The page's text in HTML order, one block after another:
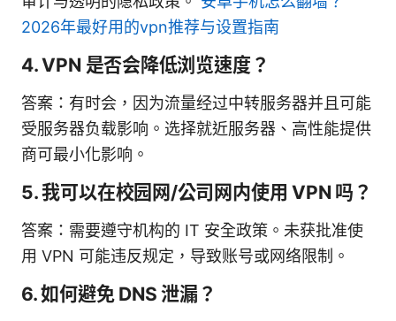
2026年最好用的vpn推荐与设置指南
4. VPN 是否会降低浏览速度？
答案：有时会，因为流量经过中转服务器并且可能
受服务器负载影响。选择就近服务器、高性能提供
商可最小化影响。
5. 我可以在校园网/公司网内使用 VPN 吗？
答案：需要遵守机构的 IT 安全政策。未获批准使
用 VPN 可能违反规定，导致账号或网络限制。
6. 如何避免 DNS 泄漏？